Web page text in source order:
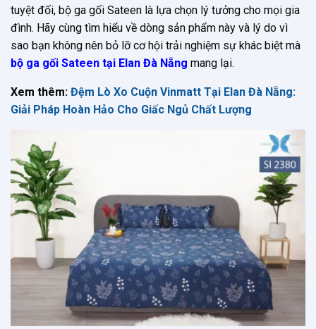
tuyệt đối, bộ ga gối Sateen là lựa chọn lý tưởng cho mọi gia
đình. Hãy cùng tìm hiểu về dòng sản phẩm này và lý do vì
sao bạn không nên bỏ lỡ cơ hội trải nghiệm sự khác biệt mà
bộ ga gối Sateen tại Elan Đà Nẵng mang lại.
Xem thêm: Đệm Lò Xo Cuộn Vinmatt Tại Elan Đà Nẵng:
Giải Pháp Hoàn Hảo Cho Giấc Ngủ Chất Lượng